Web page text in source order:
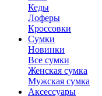
Кеды
Лоферы
Кроссовки
Сумки
Новинки
Все сумки
Женская сумка
Мужская сумка
Аксессуары